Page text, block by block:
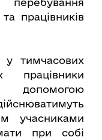
працівників
тимчасових
працівники
допомогою
учасниками
при собі